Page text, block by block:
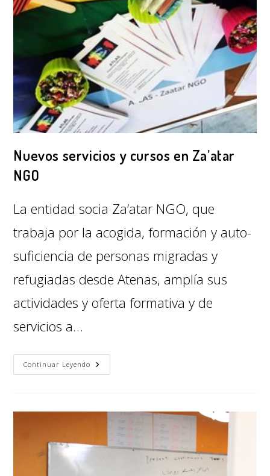
Nuevos servicios y cursos en Za’atar
NGO
La entidad socia Za’atar NGO, que
trabaja por la acogida, formación y auto-
suficiencia de personas migradas y
refugiadas desde Atenas, amplía sus
actividades y oferta formativa y de
servicios a…
Continuar Leyendo